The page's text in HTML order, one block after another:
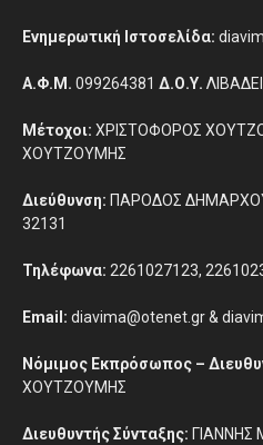
Ενημερωτική Ιστοσελίδα:
Α.Φ.Μ. 099264381 Δ.Ο.Υ.
Μέτοχοι: ΧΡΙΣΤΟΦΟΡΟΣ
ΧΟΥΤΖΟΥΜΗΣ
Διεύθυνση: ΠΑΡΟΔΟΣ ΔΗΜΑΡΧΟΥ
32131
Τηλέφωνα: 2261027123,
Email: diavima@otenet.gr &
Νόμιμος Εκπρόσωπος –
ΧΟΥΤΖΟΥΜΗΣ
Διευθυντής Σύνταξης: